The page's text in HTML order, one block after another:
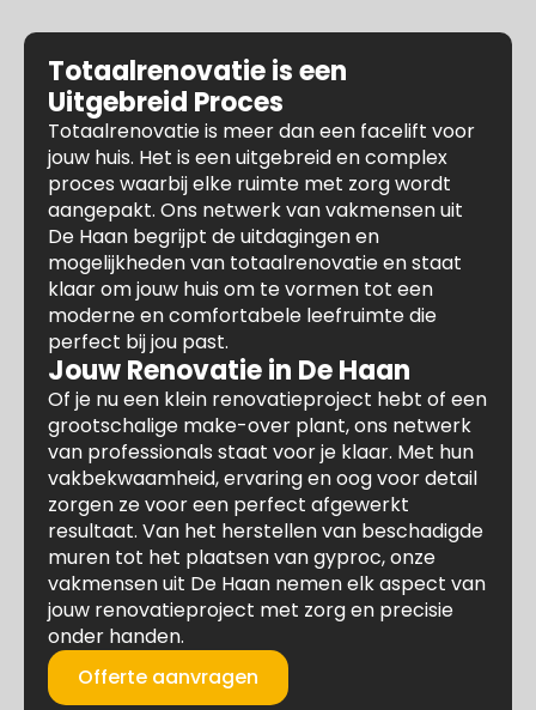
Totaalrenovatie is een
Uitgebreid Proces
Totaalrenovatie is meer dan een facelift voor
jouw huis. Het is een uitgebreid en complex
proces waarbij elke ruimte met zorg wordt
aangepakt. Ons netwerk van vakmensen uit
De Haan begrijpt de uitdagingen en
mogelijkheden van totaalrenovatie en staat
klaar om jouw huis om te vormen tot een
moderne en comfortabele leefruimte die
perfect bij jou past.
Jouw Renovatie in De Haan
Of je nu een klein renovatieproject hebt of een
grootschalige make-over plant, ons netwerk
van professionals staat voor je klaar. Met hun
vakbekwaamheid, ervaring en oog voor detail
zorgen ze voor een perfect afgewerkt
resultaat. Van het herstellen van beschadigde
muren tot het plaatsen van gyproc, onze
vakmensen uit De Haan nemen elk aspect van
jouw renovatieproject met zorg en precisie
onder handen.
Offerte aanvragen